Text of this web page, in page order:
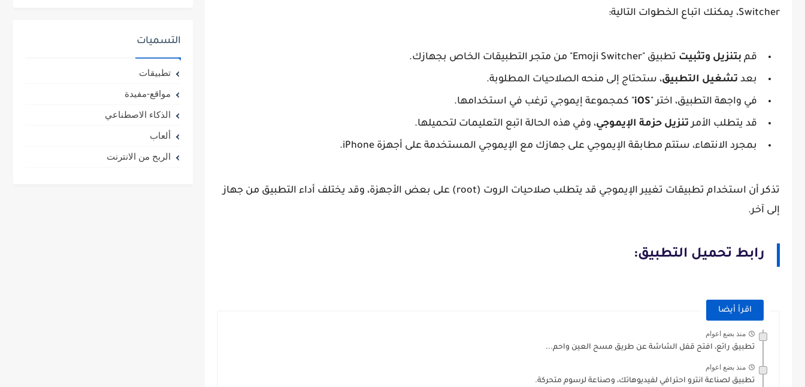
Switcher، يمكنك اتباع الخطوات التالية:
قم بتنزيل وتثبيت تطبيق "Emoji Switcher" من متجر التطبيقات الخاص بجهازك.
بعد تشغيل التطبيق، ستحتاج إلى منحه الصلاحيات المطلوبة.
في واجهة التطبيق، اختر "iOS" كمجموعة إيموجي ترغب في استخدامها.
قد يتطلب الأمرتنزيل حزمة الإيموجي، وفي هذه الحالة اتبع التعليمات لتحميلها.
بمجرد الانتهاء، ستتم مطابقة الإيموجي على جهازك مع الإيموجي المستخدمة على أجهزة iPhone.
تذكر أن استخدام تطبيقات تغيير الإيموجي قد يتطلب صلاحيات الروت (root) على بعض الأجهزة، وقد يختلف أداء التطبيق من جهاز
إلى آخر.
رابط تحميل التطبيق:
اقرأ أيضا
منذ بضع اعوام
تطبيق رائع، افتح قفل الشاشة عن طريق مسح العين واحم...
منذ بضع اعوام
تطبيق لصناعة انترو احترافي لفيديوهاتك، وصناعة لرسوم متحركة.
التسميات
تطبيقات
مواقع-مفيدة
الذكاء الاصطناعي
ألعاب
الربح من الانترنت